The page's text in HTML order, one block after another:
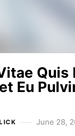
Quis
Eu
June 28,